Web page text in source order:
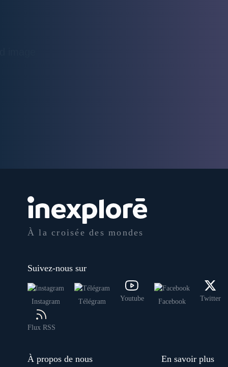
À la croisée des mondes
Suivez-nous sur
Instagram Télégram Youtube Facebook Twitter
Flux RSS
À propos de nous En savoir plus